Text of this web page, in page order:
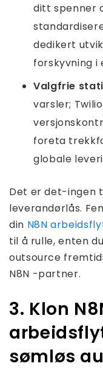
ditt spenner
dedikert
forskyvning i
Valgfrie
varsler;
foreta
globale
Det er det-ingen
leverandørlås.
din N8N
til å rulle, enten
outsource
N8N -partner.
3. Klon
sømløs